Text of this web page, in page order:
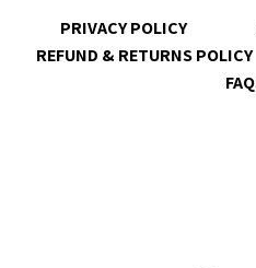
PRIVACY POLICY
REFUND & RETURNS POLICY